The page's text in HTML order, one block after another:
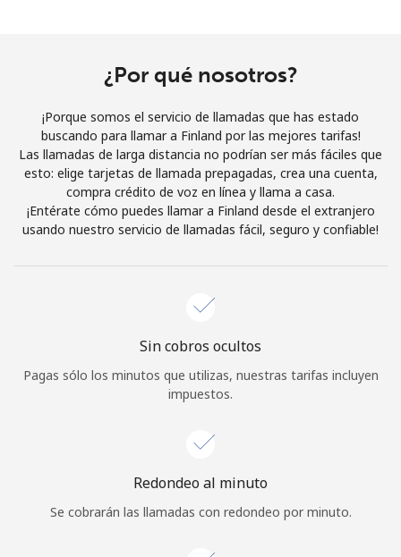
Únete
¡Hola!
Inicia sesión oREGÍSTRATE →
¿Olvidaste tu contraseña? →
o
Continuar con
¿Por qué nosotros?
¡Porque somos el servicio de llamadas que has estado
buscando para llamar a Finland por las mejores tarifas!
Las llamadas de larga distancia no podrían ser más fáciles que
esto: elige tarjetas de llamada prepagadas, crea una cuenta,
compra crédito de voz en línea y llama a casa.
¡Entérate cómo puedes llamar a Finland desde el extranjero
usando nuestro servicio de llamadas fácil, seguro y confiable!
Sin cobros ocultos
Pagas sólo los minutos que utilizas, nuestras tarifas incluyen
impuestos.
Redondeo al minuto
Se cobrarán las llamadas con redondeo por minuto.